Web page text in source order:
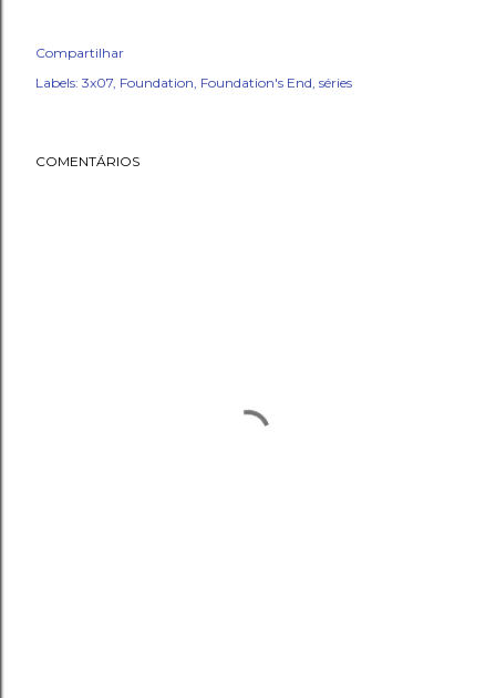
Compartilhar
Labels: 3x07 Foundation Foundation's End séries
COMENTÁRIOS